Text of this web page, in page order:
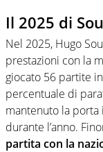
Il 2025 di
Nel 2025, Hugo
prestazioni con la
giocato 56 partite
percentuale di
mantenuto la porta
durante l’anno.
partita con la